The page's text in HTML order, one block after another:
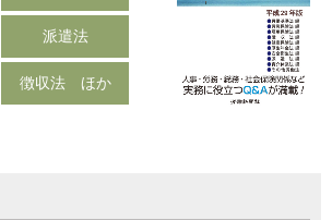
派遣法
徴収法 ほか